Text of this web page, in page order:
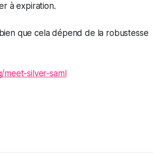
à expiration.
que cela dépend de la robustesse
meet-silver-saml